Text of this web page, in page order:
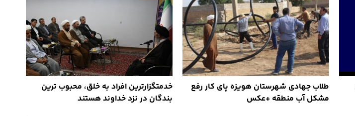
طلاب جهادی شهرستان هویزه پای کار رفع
مشکل آب منطقه +عکس
خدمتگزارترین افراد به خلق، محبوب ترین
بندگان در نزد خداوند هستند